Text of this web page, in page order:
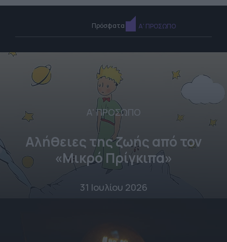
Πρόσφατα Α' ΠΡΟΣΩΠΟ
Α' ΠΡΟΣΩΠΟ
Αλήθειες της ζωής από τον
«Μικρό Πρίγκιπα»
31 Ιουλίου 2026